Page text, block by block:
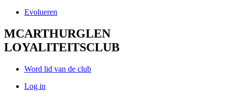
Evolueren
MCARTHURGLEN
LOYALITEITSCLUB
Word lid van de club
Log in